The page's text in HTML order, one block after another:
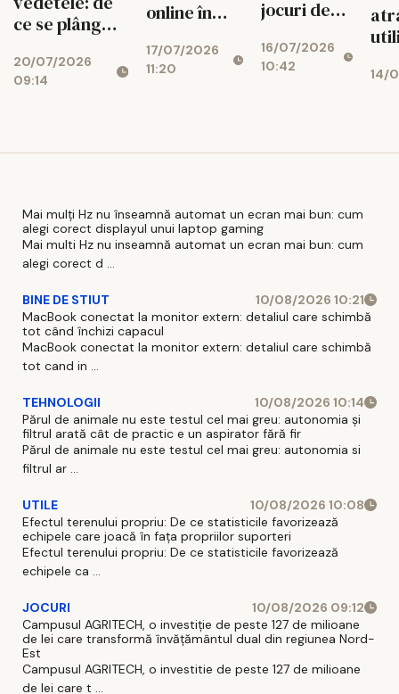
ce se plâng
terenurile
Mondialului
20/07/2026
09:14
online în
17/07/2026
11:20
jocuri de
online
16/07/2026
10:42
14/
Mai mulți Hz nu înseamnă automat un ecran mai bun: cum
alegi corect displayul unui laptop gaming
Mai multi Hz nu inseamnă automat un ecran mai bun: cum
alegi corect d ...
BINE DE STIUT
10/08/2026 10:21
MacBook conectat la monitor extern: detaliul care schimbă
tot când închizi capacul
MacBook conectat la monitor extern: detaliul care schimbă
tot cand in ...
TEHNOLOGII
10/08/2026 10:14
Părul de animale nu este testul cel mai greu: autonomia și
filtrul arată cât de practic e un aspirator fără fir
Părul de animale nu este testul cel mai greu: autonomia si
filtrul ar ...
UTILE
10/08/2026 10:08
Efectul terenului propriu: De ce statisticile favorizează
echipele care joacă în fața propriilor suporteri
Efectul terenului propriu: De ce statisticile favorizează
echipele ca ...
JOCURI
10/08/2026 09:12
Campusul AGRITECH, o investiție de peste 127 de milioane
de lei care transformă învățământul dual din regiunea Nord-
Est
Campusul AGRITECH, o investitie de peste 127 de milioane
de lei care t ...